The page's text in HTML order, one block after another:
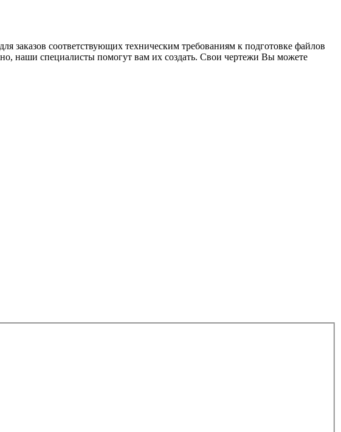
заказов соответствующих техническим требованиям к подготовке файлов
наши специалисты помогут вам их создать. Свои чертежи Вы можете